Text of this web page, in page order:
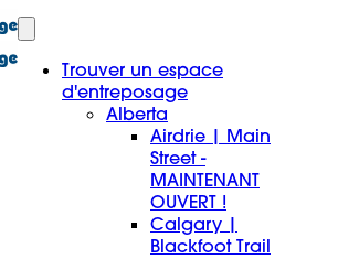
Trouver un espace
d'entreposage
Alberta
Airdrie | Main
Street -
MAINTENANT
OUVERT !
Calgary |
Blackfoot Trail